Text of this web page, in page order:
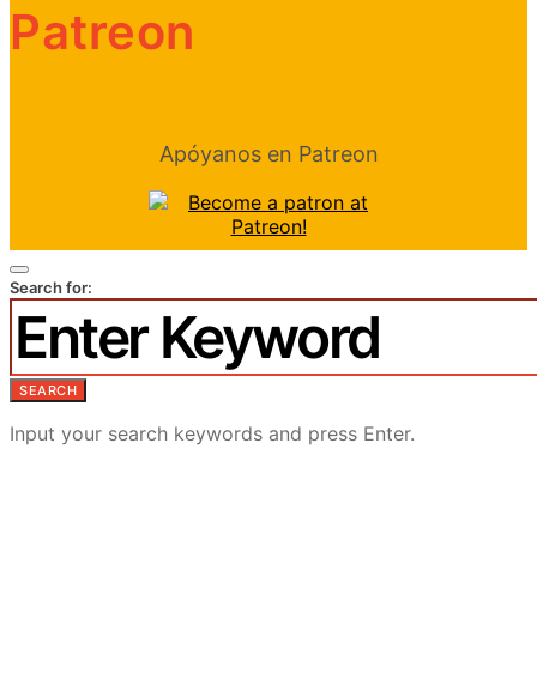
Patreon
Apóyanos en Patreon
Search for:
SEARCH
Input your search keywords and press Enter.